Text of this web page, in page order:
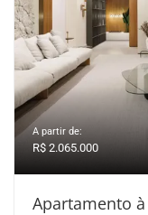
A partir de:
R$ 2.065.000
Apartamento